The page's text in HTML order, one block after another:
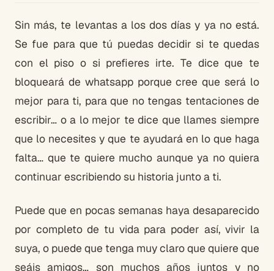
Sin más, te levantas a los dos días y ya no está.
Se fue para que tú puedas decidir si te quedas
con el piso o si prefieres irte. Te dice que te
bloqueará de whatsapp porque cree que será lo
mejor para ti, para que no tengas tentaciones de
escribir… o a lo mejor te dice que llames siempre
que lo necesites y que te ayudará en lo que haga
falta… que te quiere mucho aunque ya no quiera
continuar escribiendo su historia junto a ti.
Puede que en pocas semanas haya desaparecido
por completo de tu vida para poder así, vivir la
suya, o puede que tenga muy claro que quiere que
seáis amigos… son muchos años juntos y no